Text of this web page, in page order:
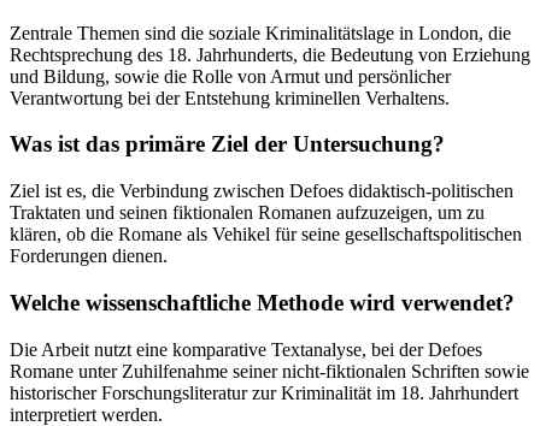
Zentrale Themen sind die soziale Kriminalitätslage in London, die
Rechtsprechung des 18. Jahrhunderts, die Bedeutung von Erziehung
und Bildung, sowie die Rolle von Armut und persönlicher
Verantwortung bei der Entstehung kriminellen Verhaltens.
Was ist das primäre Ziel der Untersuchung?
Ziel ist es, die Verbindung zwischen Defoes didaktisch-politischen
Traktaten und seinen fiktionalen Romanen aufzuzeigen, um zu
klären, ob die Romane als Vehikel für seine gesellschaftspolitischen
Forderungen dienen.
Welche wissenschaftliche Methode wird verwendet?
Die Arbeit nutzt eine komparative Textanalyse, bei der Defoes
Romane unter Zuhilfenahme seiner nicht-fiktionalen Schriften sowie
historischer Forschungsliteratur zur Kriminalität im 18. Jahrhundert
interpretiert werden.